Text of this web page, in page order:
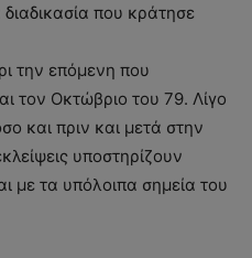
που κράτησε
την επόμενη που
τον Οκτώβριο του 79. Λίγο
και πριν και μετά στην
υποστηρίζουν
με τα υπόλοιπα σημεία του